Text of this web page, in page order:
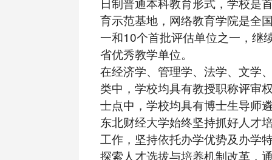
育示范基地，网络教育学院是全
一和10个首批评估单位之一，继
省优秀教学单位。
在经济学、管理学、法学、文学
类中，学校均具有教授职称评审
士点中，学校均具有博士生导师
东北财经大学始终坚持抓好人才
工作，坚持依托办学优势及办学
探索人才选拔与培养机制改革，